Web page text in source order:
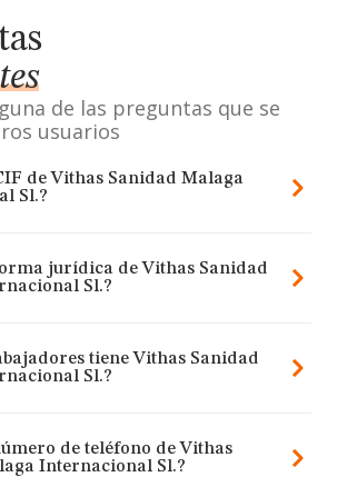
de las preguntas que se
usuarios
de Vithas Sanidad Malaga
Sl.?
jurídica de Vithas Sanidad
Sl.?
tiene Vithas Sanidad
Sl.?
de teléfono de Vithas
Internacional Sl.?